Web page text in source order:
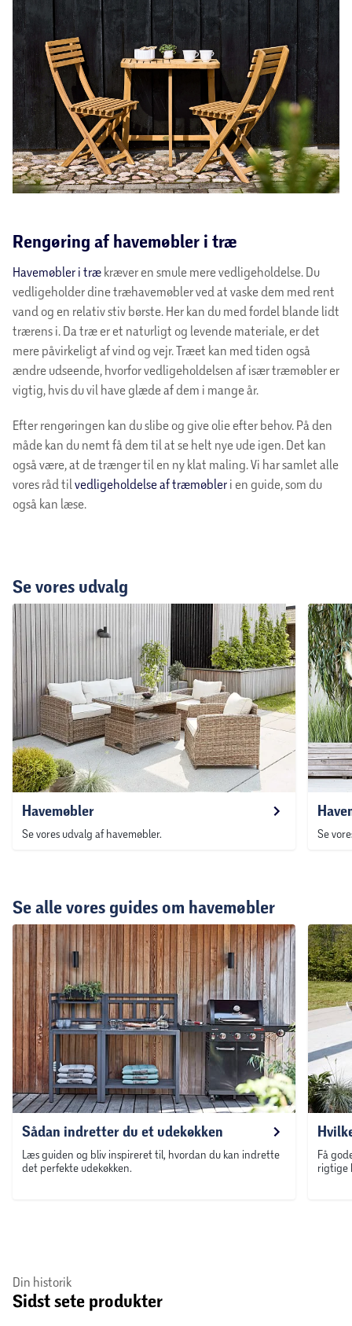
Rengøring af havemøbler i træ
Havemøbler i træ kræver en smule mere vedligeholdelse. Du
vedligeholder dine træhavemøbler ved at vaske dem med rent
vand og en relativ stiv børste. Her kan du med fordel blande lidt
trærens i. Da træ er et naturligt og levende materiale, er det
mere påvirkeligt af vind og vejr. Træet kan med tiden også
ændre udseende, hvorfor vedligeholdelsen af især træmøbler er
vigtig, hvis du vil have glæde af dem i mange år.
Efter rengøringen kan du slibe og give olie efter behov. På den
måde kan du nemt få dem til at se helt nye ude igen. Det kan
også være, at de trænger til en ny klat maling. Vi har samlet alle
vores råd til vedligeholdelse af træmøbler i en guide, som du
også kan læse.
Se vores udvalg
Havemøbler
Se vores udvalg af havemøbler. Se
Se alle vores guides om havemøbler
Sådan indretter du et udekøkken
Læs guiden og bliv inspireret til, hvordan du kan indrette
det perfekte udekøkken.
Få
rigtige
Din historik
Sidst sete produkter